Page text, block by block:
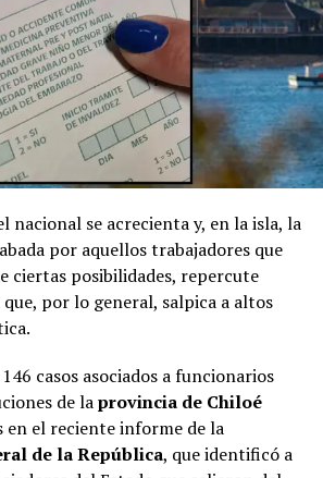
nacional se acrecienta y, en la isla, la
por aquellos trabajadores que
ciertas posibilidades, repercute
por lo general, salpica a altos
casos asociados a funcionarios
de laprovincia de Chiloé
el reciente informe de la
de la República, que identificó a